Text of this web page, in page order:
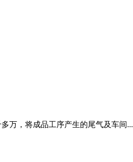
万，将成品工序产生的尾气及车间...